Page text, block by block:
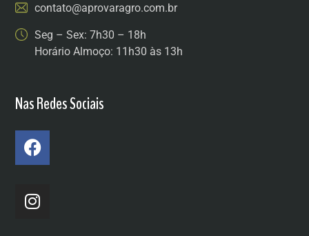
contato@aprovaragro.com.br
Seg – Sex: 7h30 – 18h
Horário Almoço: 11h30 às 13h
Nas Redes Sociais